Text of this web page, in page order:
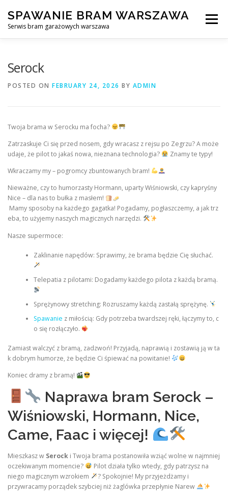
content
SPAWANIE BRAM WARSZAWA
Serwis bram garażowych warszawa
Menu
Serock
POSTED ON FEBRUARY 24, 2026 BY ADMIN
Twoja brama w Serocku ma focha?
Zatrzaskuje Ci się przed nosem, gdy wracasz z rejsu po Zegrzu? A może
udaje, że pilot to jakaś nowa, nieznana technologia?
Znamy te typy!
Wkraczamy my – pogromcy zbuntowanych bram!
Nieważne, czy to humorzasty Hormann, uparty Wiśniowski, czy kapryśny
Nice – dla nas to bułka z masłem!
Mamy sposoby na każdego gagatka! Pogadamy, pogłaszczemy, a jak trz
eba, to użyjemy naszych magicznych narzędzi.
Nasze supermoce:
Zaklinanie napędów: Sprawimy, że brama będzie Cię słuchać.
Telepatia z pilotami: Dogadamy każdego pilota z każdą bramą.
Sprężynowy stretching: Rozruszamy każdą zastałą sprężynę.
Spawanie z miłością: Gdy potrzeba twardszej ręki, łączymy to, c
o się rozłączyło.
Zamiast walczyć z bramą, zadzwoń! Przyjadą, naprawią i zostawią ją w ta
k dobrym humorze, że będzie Ci śpiewać na powitanie!
Koniec dramy z bramą!
Naprawa bram Serock –
Wiśniowski, Hormann, Nice,
Came, Faac i więcej!
Mieszkasz w Serock i Twoja brama postanowiła wziąć wolne w najmniej
oczekiwanym momencie?
Pilot działa tylko wtedy, gdy patrzysz na
niego magicznym wzrokiem
? Spokojnie! My przyjeżdżamy i
przywracamy porządek szybciej niż żaglówka przepłynie Narew